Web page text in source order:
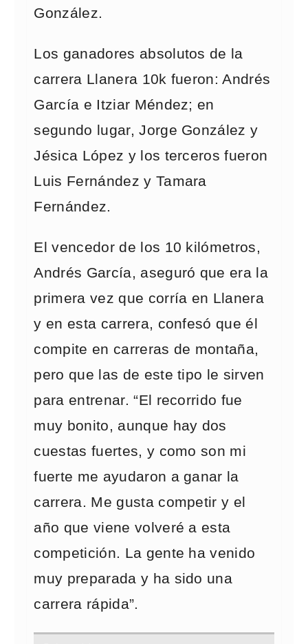
González.
Los ganadores absolutos de la
carrera Llanera 10k fueron: Andrés
García e Itziar Méndez; en
segundo lugar, Jorge González y
Jésica López y los terceros fueron
Luis Fernández y Tamara
Fernández.
El vencedor de los 10 kilómetros,
Andrés García, aseguró que era la
primera vez que corría en Llanera
y en esta carrera, confesó que él
compite en carreras de montaña,
pero que las de este tipo le sirven
para entrenar. “El recorrido fue
muy bonito, aunque hay dos
cuestas fuertes, y como son mi
fuerte me ayudaron a ganar la
carrera. Me gusta competir y el
año que viene volveré a esta
competición. La gente ha venido
muy preparada y ha sido una
carrera rápida”.